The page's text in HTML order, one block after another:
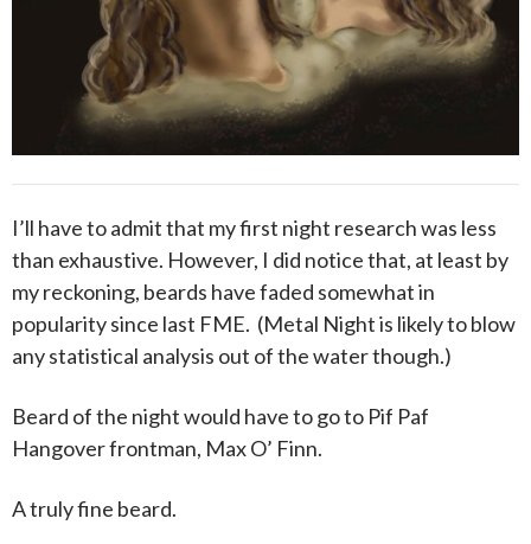
I’ll have to admit that my first night research was less
than exhaustive. However, I did notice that, at least by
my reckoning, beards have faded somewhat in
popularity since last FME. (Metal Night is likely to blow
any statistical analysis out of the water though.)
Beard of the night would have to go to Pif Paf
Hangover frontman, Max O’ Finn.
A truly fine beard.